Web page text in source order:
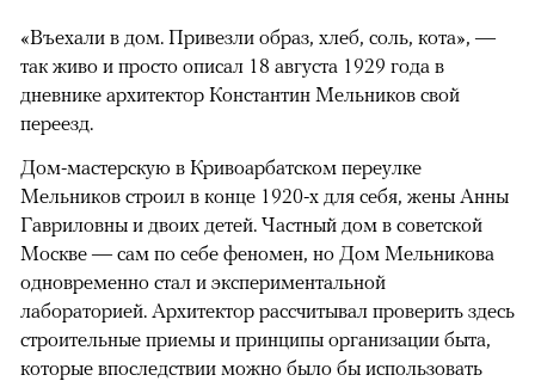
«Въехали в дом. Привезли образ, хлеб, соль, кота», —
так живо и просто описал 18 августа 1929 года в
дневнике архитектор Константин Мельников свой
переезд.
Дом-мастерскую в Кривоарбатском переулке
Мельников строил в конце 1920-х для себя, жены Анны
Гавриловны и двоих детей. Частный дом в советской
Москве — сам по себе феномен, но Дом Мельникова
одновременно стал и экспериментальной
лабораторией. Архитектор рассчитывал проверить здесь
строительные приемы и принципы организации быта,
которые впоследствии можно было бы использовать